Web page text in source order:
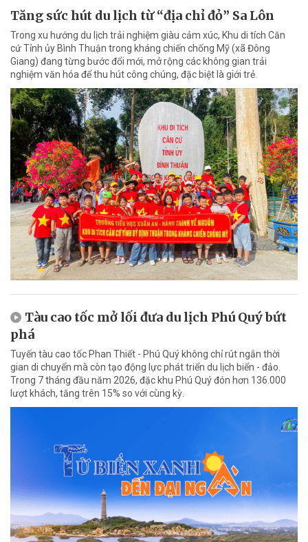
Tăng sức hút du lịch từ “địa chỉ đỏ” Sa Lôn
Trong xu hướng du lịch trải nghiệm giàu cảm xúc, Khu di tích Căn
cứ Tỉnh ủy Bình Thuận trong kháng chiến chống Mỹ (xã Đông
Giang) đang từng bước đổi mới, mở rộng các không gian trải
nghiệm văn hóa để thu hút công chúng, đặc biệt là giới trẻ.
Tàu cao tốc mở lối đưa du lịch Phú Quý bứt
phá
Tuyến tàu cao tốc Phan Thiết - Phú Quý không chỉ rút ngắn thời
gian di chuyển mà còn tạo động lực phát triển du lịch biển - đảo.
Trong 7 tháng đầu năm 2026, đặc khu Phú Quý đón hơn 136.000
lượt khách, tăng trên 15% so với cùng kỳ.